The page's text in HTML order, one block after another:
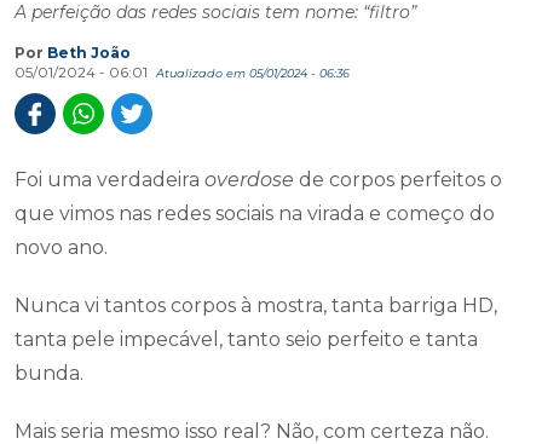
A perfeição das redes sociais tem nome: “filtro”
Por Beth João
05/01/2024 - 06:01
Atualizado em 05/01/2024 - 06:36
Foi uma verdadeira overdose de corpos perfeitos o
que vimos nas redes sociais na virada e começo do
novo ano.
Nunca vi tantos corpos à mostra, tanta barriga HD,
tanta pele impecável, tanto seio perfeito e tanta
bunda.
Mais seria mesmo isso real? Não, com certeza não.